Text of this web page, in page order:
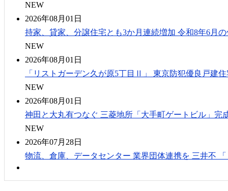
NEW
2026年08月01日
持家、貸家、分譲住宅とも3か月連続増加 令和8年6月
NEW
2026年08月01日
「リストガーデン久が原5丁目Ⅱ」 東京防犯優良戸建
NEW
2026年08月01日
神田と大丸有つなぐ 三菱地所「大手町ゲートビル」完
NEW
2026年07月28日
物流、倉庫、データセンター 業界団体連携を 三井不